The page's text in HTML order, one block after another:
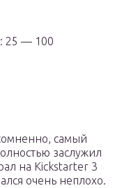
25 — 100
самый
заслужил
на Kickstarter 3
очень неплохо.